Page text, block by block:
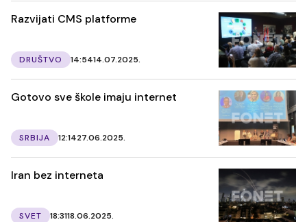
Razvijati CMS platforme
DRUŠTVO 14:5414.07.2025.
Gotovo sve škole imaju internet
SRBIJA 12:1427.06.2025.
Iran bez interneta
SVET 18:3118.06.2025.